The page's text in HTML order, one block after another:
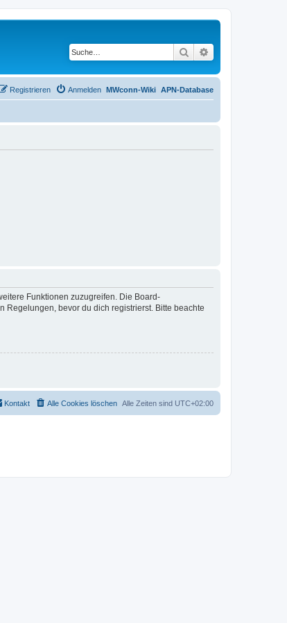
Suche
APN-Database
MWconn-Wiki
Anmelden
Registrieren
Funktionen zuzugreifen. Die Board-
bevor du dich registrierst. Bitte beachte
Alle Zeiten sind UTC+02:00
Alle Cookies löschen
Kontakt